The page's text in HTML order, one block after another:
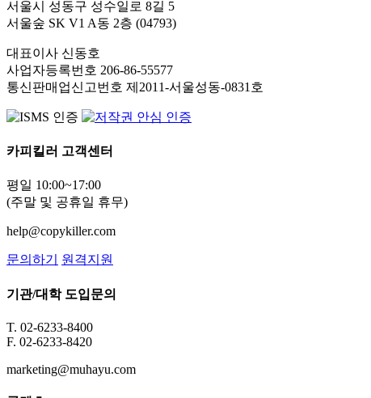
서울시 성동구 성수일로 8길 5
서울숲 SK V1 A동 2층 (04793)
대표이사 신동호
사업자등록번호 206-86-55577
통신판매업신고번호 제2011-서울성동-0831호
카피킬러 고객센터
평일 10:00~17:00
(주말 및 공휴일 휴무)
help@copykiller.com
문의하기 원격지원
기관/대학 도입문의
T. 02-6233-8400
F. 02-6233-8420
marketing@muhayu.com